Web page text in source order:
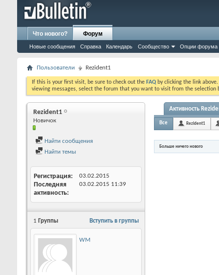
Что нового? Форум
Новые сообщения Справка Календарь Сообщество Опции форума
Пользователи Rezident1
If this is your first visit, be sure to check out the FAQ by clicking the link
viewing messages, select the forum that you want to visit from the selection
Rezident1
Новичок
Найти сообщения
Найти темы
Регистрация 03.02.2015
Последняя
активность
03.02.2015 11:39
Вступить в группы
1 Группы
WM
Активность
Все Rezident1
Больше ничего нового